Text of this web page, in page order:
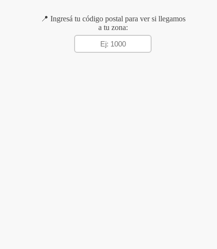
📍 Ingresá tu código postal para ver si llegamos
a tu zona: